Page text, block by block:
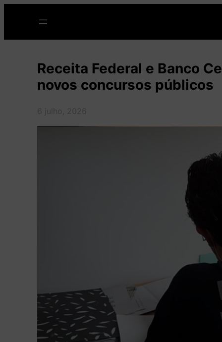
o
Receita Federal e Banco
novos concursos públicos
6 julho, 2026